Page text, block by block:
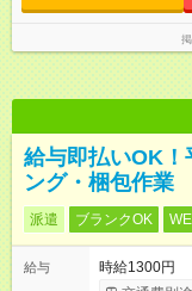
給与即払いOK！
ング・梱包作業
派遣 ブランクOK
給与
時給1300円